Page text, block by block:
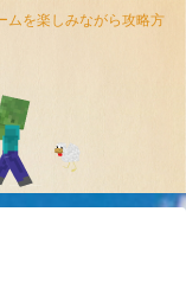
ムを楽しみながら攻略方